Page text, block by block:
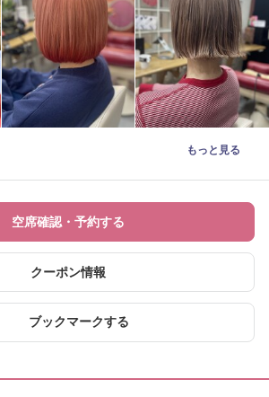
もっと見る
空席確認・予約する
クーポン情報
ブックマークする